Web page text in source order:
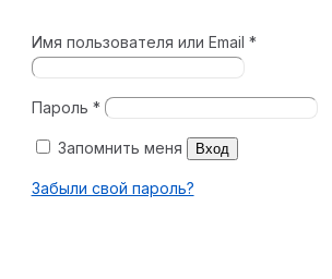
Имя пользователя или Email *
Пароль *
Запомнить меня Вход
Забыли свой пароль?